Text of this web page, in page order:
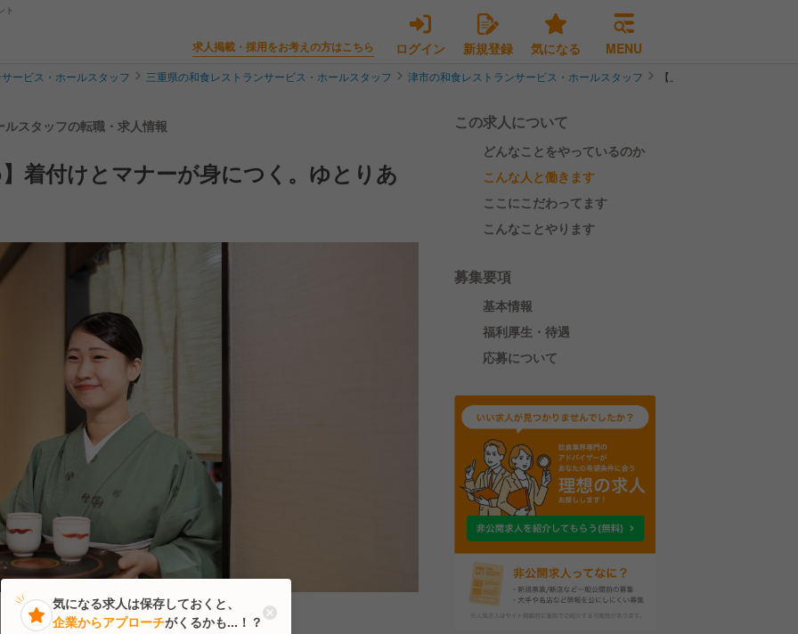
ト
求人掲載・採用をお考えの方はこちら ログイン 新規登録 気になる MENU
ービス・ホールスタッフ 三重県の和食レストランサービス・ホールスタッフ 津市の和食レストランサービス・ホールスタッフ 【上質な接客＊残業少なめ
スタッフの転職・求人情報
着付けとマナーが身につく。ゆとりあ
この求人について
どんなことをやっているのか
こんな人と働きます
ここにこだわってます
こんなことやります
募集要項
基本情報
福利厚生・待遇
応募について
気になる求人は保存しておくと、
企業からアプローチがくるかも...！？